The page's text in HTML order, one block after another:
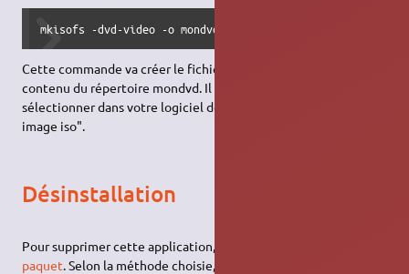
mkisofs -dvd-video -o mondvd.iso mondvd
Cette commande va créer le fichier mondvd.iso à partir du
contenu du répertoire mondvd. Il suffira ensuite de
sélectionner dans votre logiciel de gravure l'option "graver une
image iso".
Désinstallation
Pour supprimer cette application, il suffit de
paquet. Selon la méthode choisie, la configuration globale de